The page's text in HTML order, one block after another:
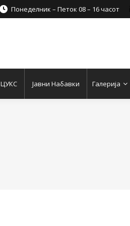
Понеделник – Петок 08 – 16 часот
ЦУКС Јавни Набавки Галерија